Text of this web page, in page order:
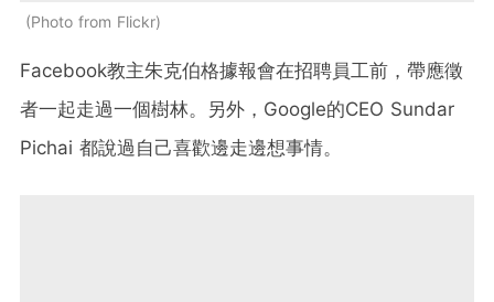
Photo from Flickr
Facebook教主朱克伯格據報會在招聘員工前，帶應徵
者一起走過一個樹林。另外，Google的CEO Sundar
Pichai 都說過自己喜歡邊走邊想事情。